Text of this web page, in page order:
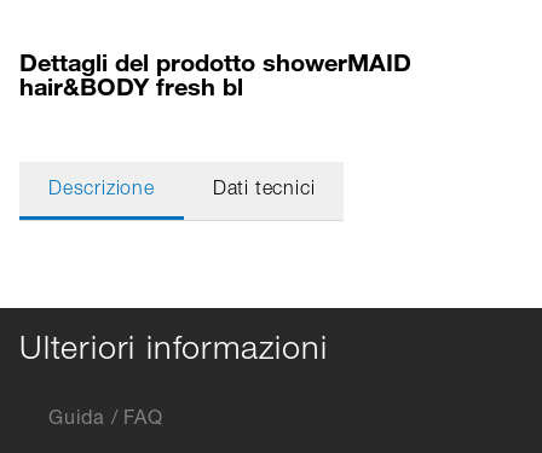
Dettagli del prodotto showerMAID
hair&BODY fresh bl
Descrizione Dati tecnici
Ulteriori informazioni
Guida / FAQ